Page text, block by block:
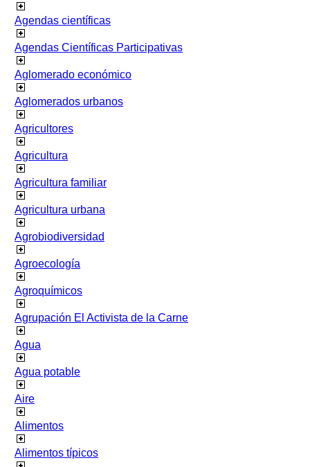
Agendas científicas
Agendas Científicas Participativas
Aglomerado económico
Aglomerados urbanos
Agricultores
Agricultura
Agricultura familiar
Agricultura urbana
Agrobiodiversidad
Agroecología
Agroquímicos
Agrupación El Activista de la Carne
Agua
Agua potable
Aire
Alimentos
Alimentos típicos